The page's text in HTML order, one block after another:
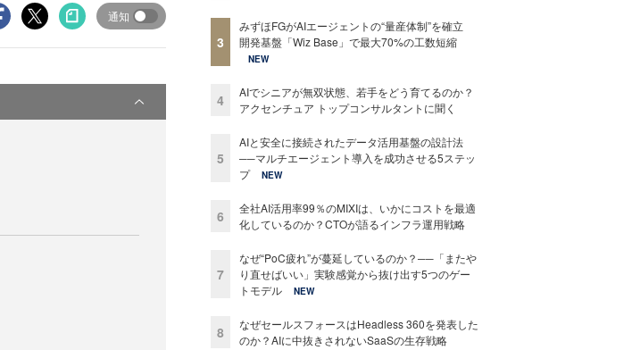
通知
3
みずほFGがAIエージェントの“量産体制”を確立
開発基盤「Wiz Base」で最大70%の工数短縮
NEW
4
AIでシニアが無双状態、若手をどう育てるのか？
アクセンチュア トップコンサルタントに聞く
5
AIと安全に接続されたデータ活用基盤の設計法
──マルチエージェント導入を成功させる5ステッ
プ
NEW
6
全社AI活用率99％のMIXIは、いかにコストを最適
化しているのか？CTOが語るインフラ運用戦略
7
なぜ“PoC疲れ”が蔓延しているのか？──「またや
り直せばいい」実験感覚から抜け出す5つのゲー
トモデル
NEW
8
なぜセールスフォースはHeadless 360を発表した
のか？AIに中抜きされないSaaSの生存戦略